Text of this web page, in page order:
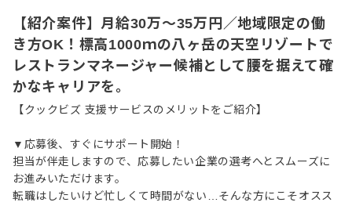
【紹介案件】月給30万～35万円／地域限定の働
き方OK！標高1000ｍの八ヶ岳の天空リゾートで
レストランマネージャー候補として腰を据えて確
かなキャリアを。
【クックビズ 支援サービスのメリットをご紹介】
▼応募後、すぐにサポート開始！
担当が伴走しますので、応募したい企業の選考へとスムーズに
お進みいただけます。
転職はしたいけど忙しくて時間がない…そんな方にこそオスス